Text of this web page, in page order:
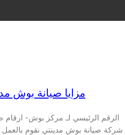
مزايا صيانة بوش مدينتي
شركة صيانة بوش مدينتي نقوم